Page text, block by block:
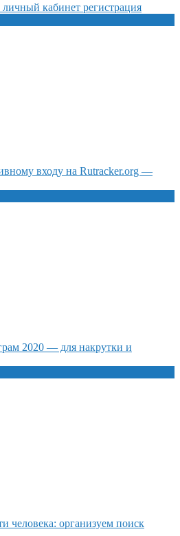
кабинет регистрация
входу на Rutracker.org —
2020 — для накрутки и
человека: организуем поиск